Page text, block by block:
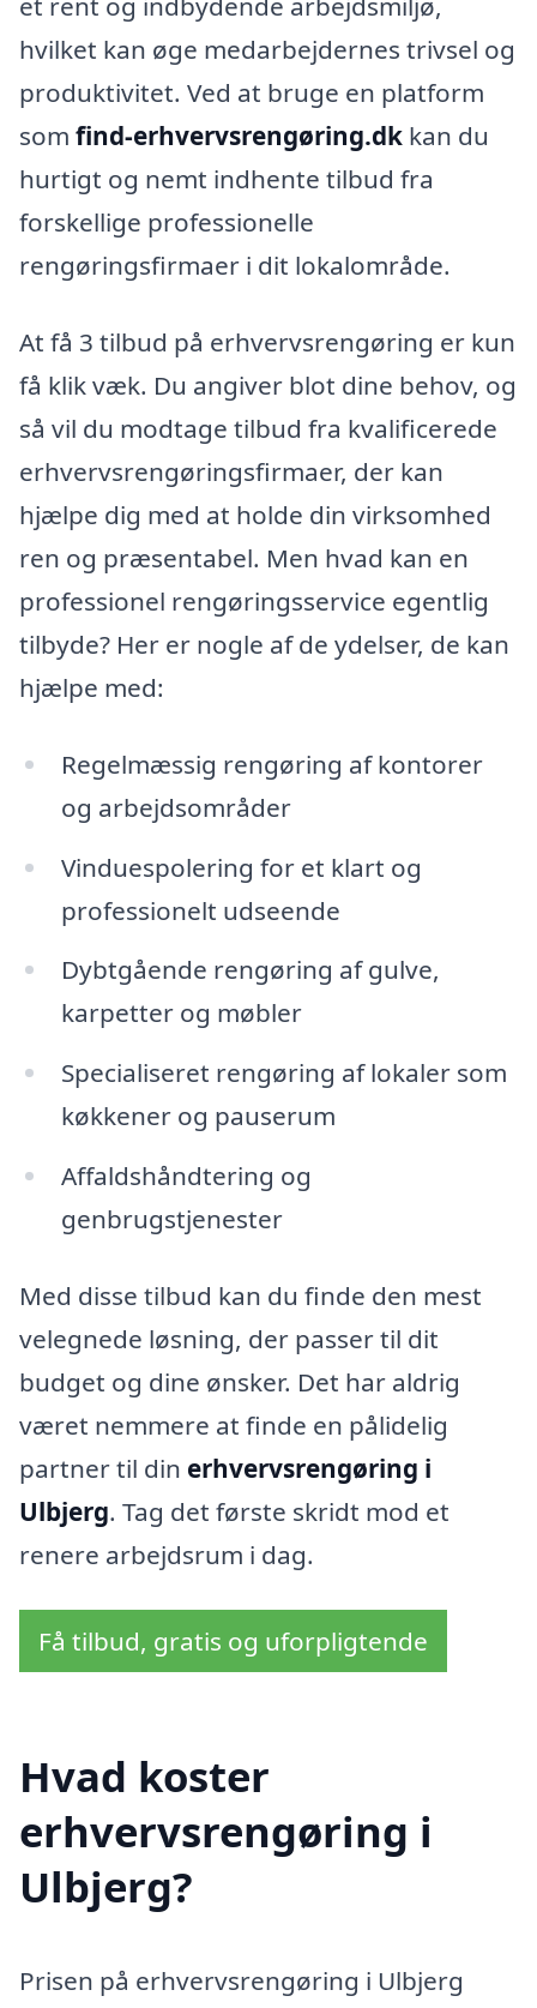
hvilket kan øge medarbejdernes trivsel og
produktivitet. Ved at bruge en platform
som find-erhvervsrengøring.dk kan du
hurtigt og nemt indhente tilbud fra
forskellige professionelle
rengøringsfirmaer i dit lokalområde.
At få 3 tilbud på erhvervsrengøring er kun
få klik væk. Du angiver blot dine behov, og
så vil du modtage tilbud fra kvalificerede
erhvervsrengøringsfirmaer, der kan
hjælpe dig med at holde din virksomhed
ren og præsentabel. Men hvad kan en
professionel rengøringsservice egentlig
tilbyde? Her er nogle af de ydelser, de kan
hjælpe med:
Regelmæssig rengøring af kontorer
og arbejdsområder
Vinduespolering for et klart og
professionelt udseende
Dybtgående rengøring af gulve,
karpetter og møbler
Specialiseret rengøring af lokaler som
køkkener og pauserum
Affaldshåndtering og
genbrugstjenester
Med disse tilbud kan du finde den mest
velegnede løsning, der passer til dit
budget og dine ønsker. Det har aldrig
været nemmere at finde en pålidelig
partner til din erhvervsrengøring i
Ulbjerg. Tag det første skridt mod et
renere arbejdsrum i dag.
Få tilbud, gratis og uforpligtende
Hvad koster
erhvervsrengøring i
Ulbjerg?
Prisen på erhvervsrengøring i Ulbjerg